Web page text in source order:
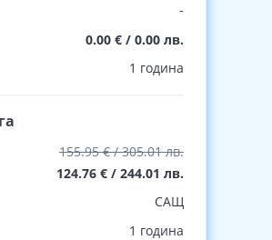
-
0.00 € / 0.00 лв.
1 година
155.95 € / 305.01 лв.
124.76 € / 244.01 лв.
САЩ
1 година